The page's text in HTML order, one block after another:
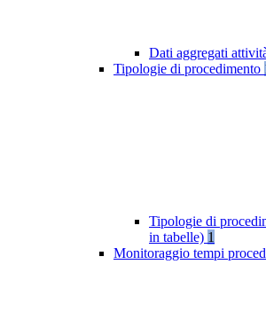
Dati aggregati
Tipologie di procedimento
Tipologie di
in tabelle) 1
Monitoraggio tempi